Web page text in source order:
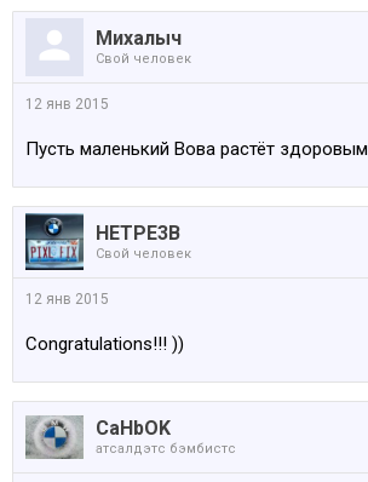
Михалыч
Свой человек
12 янв 2015
Пусть маленький Вова растёт здоровым
HETPE3B
Свой человек
12 янв 2015
Congratulations!!! ))
CaHbOK
атсалдэтс бэмбистс